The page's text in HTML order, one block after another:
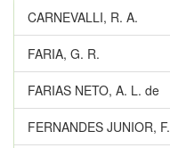
CARNEVALLI, R. A.
FARIA, G. R.
FARIAS NETO, A. L. de
FERNANDES JUNIOR, F.